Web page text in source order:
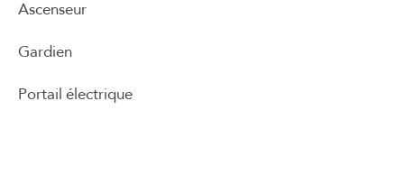
Ascenseur
Gardien
Portail électrique